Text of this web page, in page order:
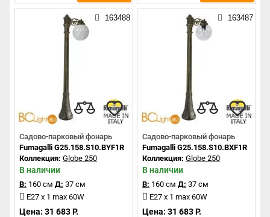
163488
Садово-парковый фонарь
Fumagalli G25.158.S10.BYF1R
Коллекция: Globe 250
В наличии
В: 160 см Д: 37 см
E27 x 1 max 60W
Цена: 31 683 Р.
163487
Садово-парковый фонарь
Fumagalli G25.158.S10.BXF1R
Коллекция: Globe 250
В наличии
В: 160 см Д: 37 см
E27 x 1 max 60W
Цена: 31 683 Р.